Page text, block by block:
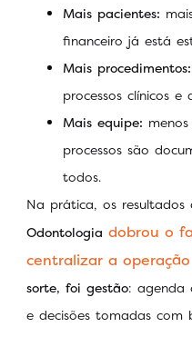
Mais pacientes:
financeiro já está
Mais procedimentos:
processos clínicos e
Mais equipe:
processos são
todos.
Na prática, os resultados
Odontologia dobrou o
centralizar a
sorte, foi gestão: agenda
e decisões tomadas com